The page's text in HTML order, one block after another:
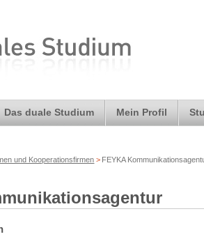
Das duale Studium Mein Profil
und Kooperationsfirmen > FEYKA